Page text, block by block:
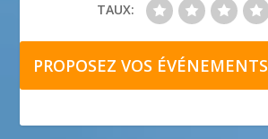
TAUX:
PROPOSEZ VOS ÉVÉNEMENTS